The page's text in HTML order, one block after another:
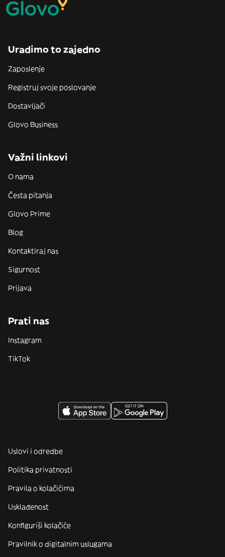
Uradimo to zajedno
Zaposlenje
Registruj svoje poslovanje
Dostavljači
Glovo Business
Važni linkovi
O nama
Česta pitanja
Glovo Prime
Blog
Kontaktiraj nas
Sigurnost
Prijava
Prati nas
Instagram
TikTok
Uslovi i odredbe
Politika privatnosti
Pravila o kolačićima
Usklađenost
Konfiguriši kolačiće
Pravilnik o digitalnim uslugama